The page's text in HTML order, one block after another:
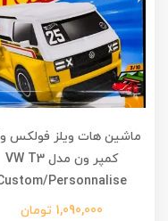
ماشین هات ویلز فولکس
کمپر ون مدل VW T3
Personnalise
1,090,000 تومان